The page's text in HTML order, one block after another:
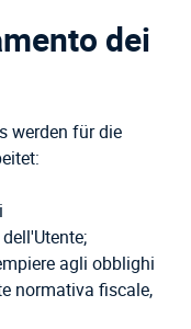
dei
werden für die
agli obblighi
normativa fiscale,